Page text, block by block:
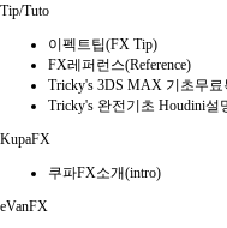
Tip/Tuto
이펙트팁(FX Tip)
FX레퍼런스(Reference)
Tricky's 3DS MAX 기초무료
Tricky's 완전기초 Houdini설
KupaFX
쿠파FX소개(intro)
eVanFX